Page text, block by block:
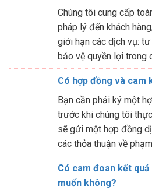
Chúng tôi cung cấp
pháp lý đến khách
giới hạn các dịch vụ:
bảo vệ quyền lợi trong
Có hợp đồng và cam
Bạn cần phải ký một
trước khi chúng tôi
sẽ gửi một hợp đồng
các thỏa thuận về
Có cam đoan kết
muốn không?